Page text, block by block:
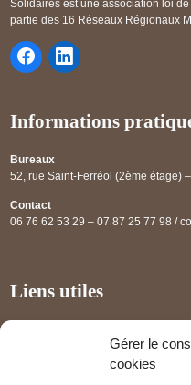
Gérer le
cookies
Solidaires est une association loi
partie des 16 Réseaux Régionaux
Informations
Bureaux
52, rue Saint-Ferréol (2ème étage)
Contact
06 76 62 53 29 – 07 87 25 77 98 /
Liens utiles